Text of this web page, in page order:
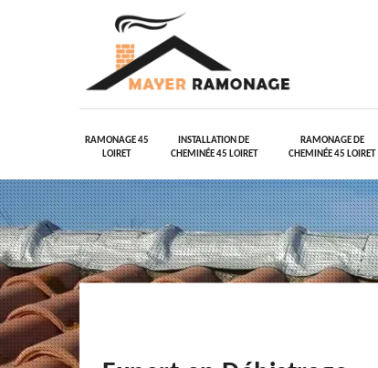
RAMONAGE 45
LOIRET
INSTALLATION DE
CHEMINÉE 45 LOIRET
RAMONAGE DE
CHEMINÉE 45 LOIRET